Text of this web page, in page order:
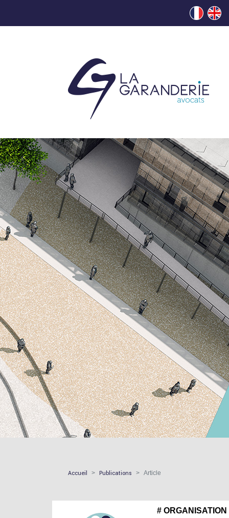
Accueil Publications Article
#